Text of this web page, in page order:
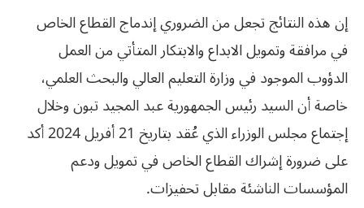
إن هذه النتائج تجعل من الضروري إندماج القطاع الخاص
في مرافقة وتمويل الابداع والابتكار المتأتي من العمل
الدؤوب الموجود في وزارة التعليم العالي والبحث العلمي،
خاصة أن السيد رئيس الجمهورية عبد المجيد تبون وخلال
إجتماع مجلس الوزراء الذي عُقد بتاريخ 21 أفريل 2024 أكد
على ضرورة إشراك القطاع الخاص في تمويل ودعم
المؤسسات الناشئة مقابل تحفيزات.